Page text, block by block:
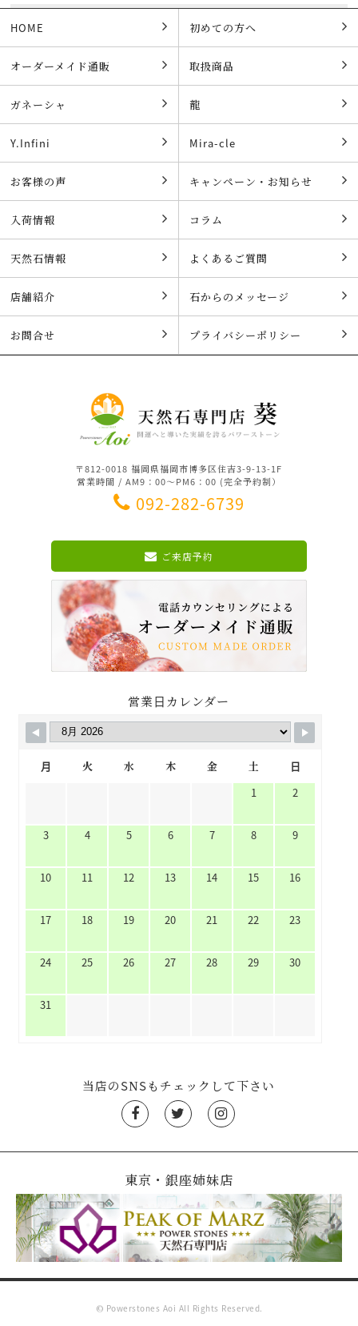
HOME 初めての方へ
オーダーメイド通販 取扱商品
ガネーシャ 龍
Y.Infini Mira-cle
お客様の声 キャンペーン・お知らせ
入荷情報 コラム
天然石情報 よくあるご質問
店舗紹介 石からのメッセージ
お問合せ プライバシーポリシー
〒812-0018 福岡県福岡市博多区住吉3-9-13-1F
営業時間 / AM9：00～PM6：00 (完全予約制）
092-282-6739
ご来店予約
営業日カレンダー
月 火 水 木 金 土
日
1
2
3 4 5 6 7 8 9
10 11 12 13 14 15 16
17 18 19 20 21 22 23
24 25 26 27 28 29 30
31
当店のSNSもチェックして下さい
東京・銀座姉妹店
© Powerstones Aoi All Rights Reserved.